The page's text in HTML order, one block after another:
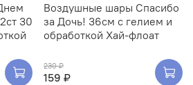
30
Воздушные шары Спасибо
за Дочь! 36см с гелием и
обработкой Хай-флоат
230 ₽
159 ₽